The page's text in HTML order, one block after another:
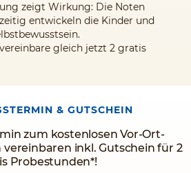
zeigt Wirkung: Die Noten
entwickeln die Kinder und
gleich jetzt 2 gratis
& GUTSCHEIN
zum kostenlosen Vor-Ort-
inkl. Gutschein für 2
Probestunden*!